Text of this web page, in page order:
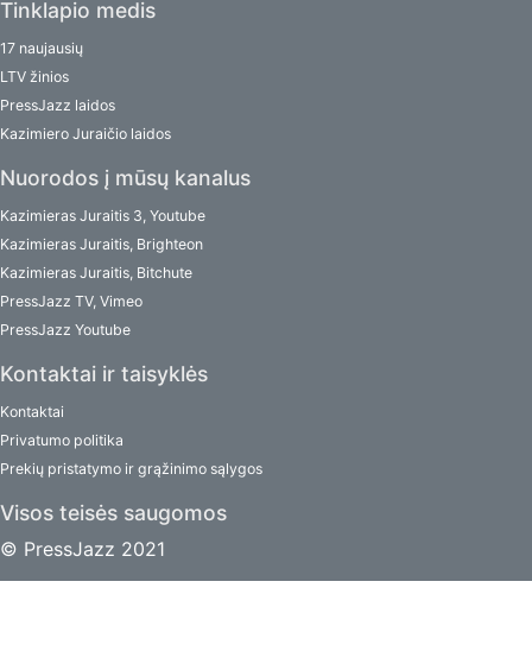
Tinklapio medis
17 naujausių
LTV žinios
PressJazz laidos
Kazimiero Juraičio laidos
Nuorodos į mūsų kanalus
Kazimieras Juraitis 3, Youtube
Kazimieras Juraitis, Brighteon
Kazimieras Juraitis, Bitchute
PressJazz TV, Vimeo
PressJazz Youtube
Kontaktai ir taisyklės
Kontaktai
Privatumo politika
Prekių pristatymo ir grąžinimo sąlygos
Visos teisės saugomos
© PressJazz 2021